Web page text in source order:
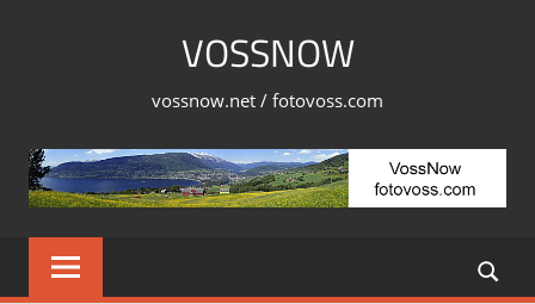
VOSSNOW
vossnow.net / fotovoss.com